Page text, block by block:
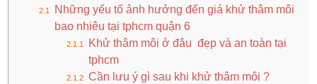
Những yếu tố ảnh hưởng đến giá khử thâm môi
bao nhiêu tại tphcm quận 6
Khử thâm môi ở đâu đẹp và an toàn tại
tphcm
Cần lưu ý gì sau khi khử thâm môi ?